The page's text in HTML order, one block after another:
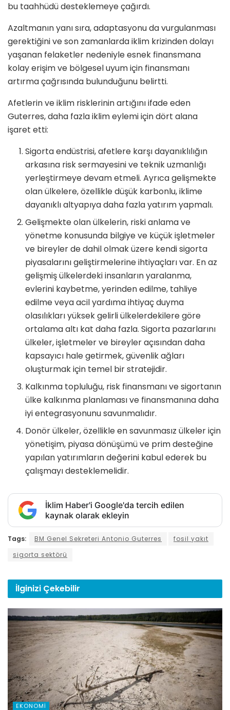
bu taahhüdü desteklemeye çağırdı.
Azaltmanın yanı sıra, adaptasyonu da vurgulanması
gerektiğini ve son zamanlarda iklim krizinden dolayı
yaşanan felaketler nedeniyle esnek finansmana
kolay erişim ve bölgesel uyum için finansmanı
artırma çağrısında bulunduğunu belirtti.
Afetlerin ve iklim risklerinin artığını ifade eden
Guterres, daha fazla iklim eylemi için dört alana
işaret etti:
Sigorta endüstrisi, afetlere karşı dayanıklılığın
arkasına risk sermayesini ve teknik uzmanlığı
yerleştirmeye devam etmeli. Ayrıca gelişmekte
olan ülkelere, özellikle düşük karbonlu, iklime
dayanıklı altyapıya daha fazla yatırım yapmalı.
Gelişmekte olan ülkelerin, riski anlama ve
yönetme konusunda bilgiye ve küçük işletmeler
ve bireyler de dahil olmak üzere kendi sigorta
piyasalarını geliştirmelerine ihtiyaçları var. En az
gelişmiş ülkelerdeki insanların yaralanma,
evlerini kaybetme, yerinden edilme, tahliye
edilme veya acil yardıma ihtiyaç duyma
olasılıkları yüksek gelirli ülkelerdekilere göre
ortalama altı kat daha fazla. Sigorta pazarlarını
ülkeler, işletmeler ve bireyler açısından daha
kapsayıcı hale getirmek, güvenlik ağları
oluşturmak için temel bir stratejidir.
Kalkınma topluluğu, risk finansmanı ve sigortanın
ülke kalkınma planlaması ve finansmanına daha
iyi entegrasyonunu savunmalıdır.
Donör ülkeler, özellikle en savunmasız ülkeler için
yönetişim, piyasa dönüşümü ve prim desteğine
yapılan yatırımların değerini kabul ederek bu
çalışmayı desteklemelidir.
İklim Haber'i Google'da tercih edilen
kaynak olarak ekleyin
Tags: BM Genel Sekreteri Antonio Guterres
fosil yakıt
sigorta sektörü
İlginizi Çekebilir
EKONOMI